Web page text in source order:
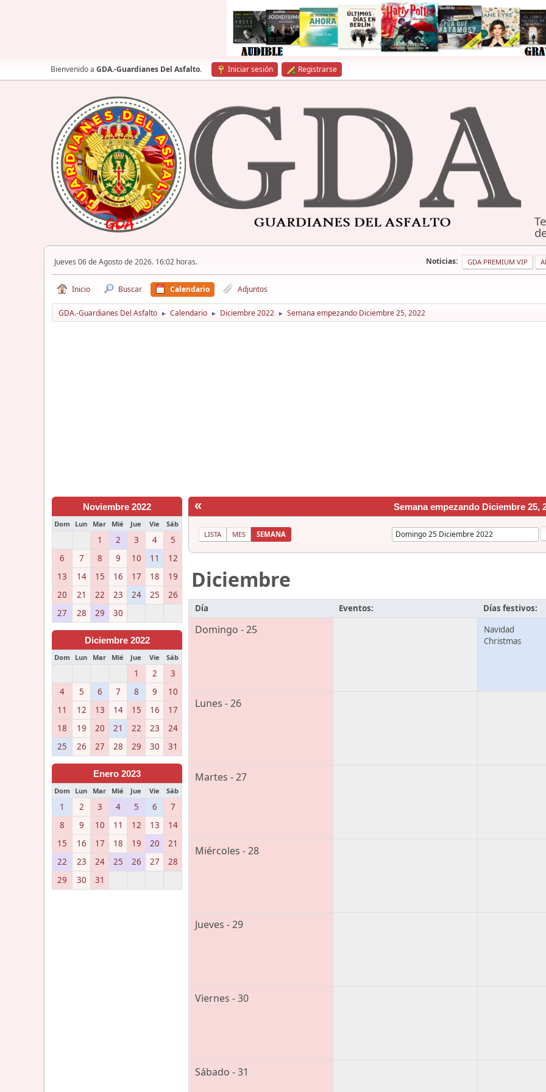
Bienvenido a GDA.-Guardianes Del Asfalto. Iniciar sesión Registrarse
Jueves 06 de Agosto de 2026. 16:02 horas. Noticias: GDA PREMIUM VIP
Inicio Buscar Calendario Adjuntos
GDA.-Guardianes Del Asfalto ► Calendario ► Diciembre 2022 ► Semana empezando Diciembre 25, 2022
Noviembre 2022
Dom Lun Mar Mié Jue Vie Sáb
1 2 3 4
5
6
7 8 9 10 11
12
13
14 15 16 17 18
19
20
21 22 23 24 25
26
27
28 29 30
Diciembre 2022
Dom Lun Mar Mié Jue Vie Sáb
1 2
3
4
5 6 7 8 9
10
11
12 13 14 15 16
17
18
19 20 21 22 23
24
25
26 27 28 29 30 31
Enero 2023
Dom Lun Mar Mié Jue Vie Sáb
1 2 3 4 5 6
7
8
9 10 11 12 13
14
15
16 17 18 19 20
21
22
23 24 25 26 27
28
29
30 31
« Semana empezando Diciembre 25,
LISTA MES SEMANA
Diciembre
Día Eventos: Días festivos:
Domingo - 25
Navidad
Christmas
Lunes - 26
Martes - 27
Miércoles - 28
Jueves - 29
Viernes - 30
Sábado - 31